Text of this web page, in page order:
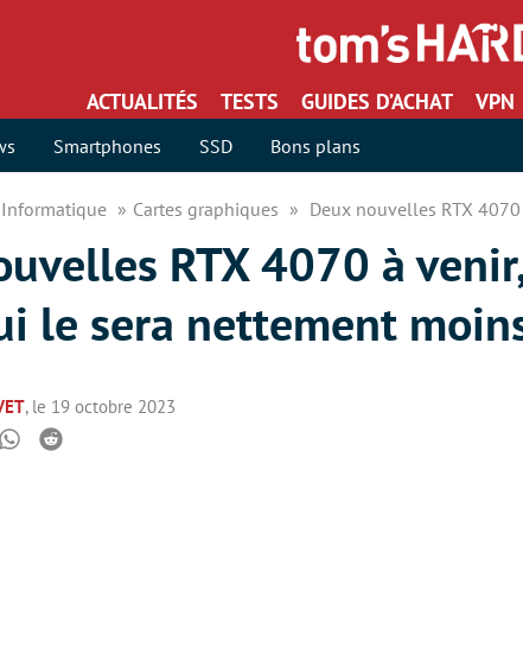
ACTUALITÉS TESTS GUIDES D’ACHAT VPN
Smartphones SSD Bons plans
Informatique Cartes graphiques Deux nouvelles RTX
RTX 4070 à
le sera nettement
, le 19 octobre 2023
Whatsapp
Reddit